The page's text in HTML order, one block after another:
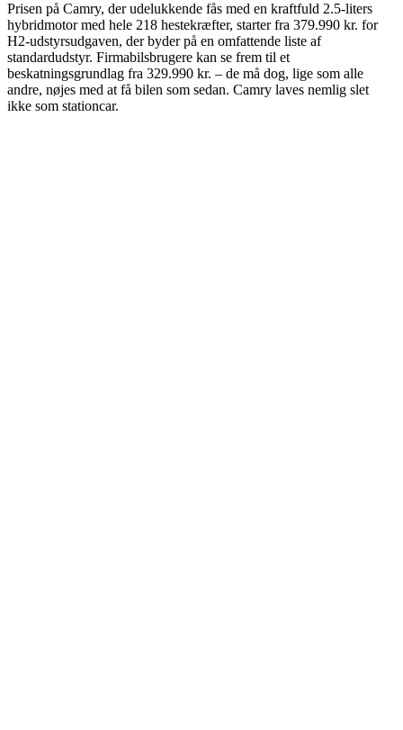
Prisen på Camry, der udelukkende fås med en kraftfuld 2.5-liters
hybridmotor med hele 218 hestekræfter, starter fra 379.990 kr. for
H2-udstyrsudgaven, der byder på en omfattende liste af
standardudstyr. Firmabilsbrugere kan se frem til et
beskatningsgrundlag fra 329.990 kr. – de må dog, lige som alle
andre, nøjes med at få bilen som sedan. Camry laves nemlig slet
ikke som stationcar.